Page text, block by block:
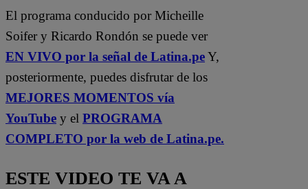
El programa conducido por Micheille
Soifer y Ricardo Rondón se puede ver
EN VIVO por la señal de Latina.peY,
posteriormente, puedes disfrutar de los
MEJORES MOMENTOS vía
YouTube y el PROGRAMA
COMPLETO por la web de Latina.pe.
ESTE VIDEO TE VA A